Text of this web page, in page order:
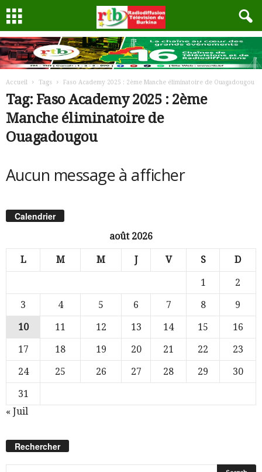
Accueil Tags Faso Academy 2025 : 2ème Manche éliminatoire de Ouagadougou
Tag: Faso Academy 2025 : 2ème
Manche éliminatoire de
Ouagadougou
Aucun message à afficher
Calendrier
août 2026
L M M J V S D
1
2
3
4 5 6 7 8
9
10
11 12 13 14 15
16
17
18 19 20 21 22
23
24
25 26 27 28 29
30
31
« Juil
Rechercher